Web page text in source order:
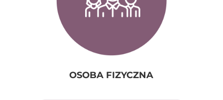
OSOBA FIZYCZNA